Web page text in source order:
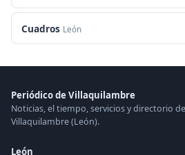
Cuadros León
Periódico de Villaquilambre
Noticias, el tiempo, servicios y directorio
Villaquilambre (León).
León